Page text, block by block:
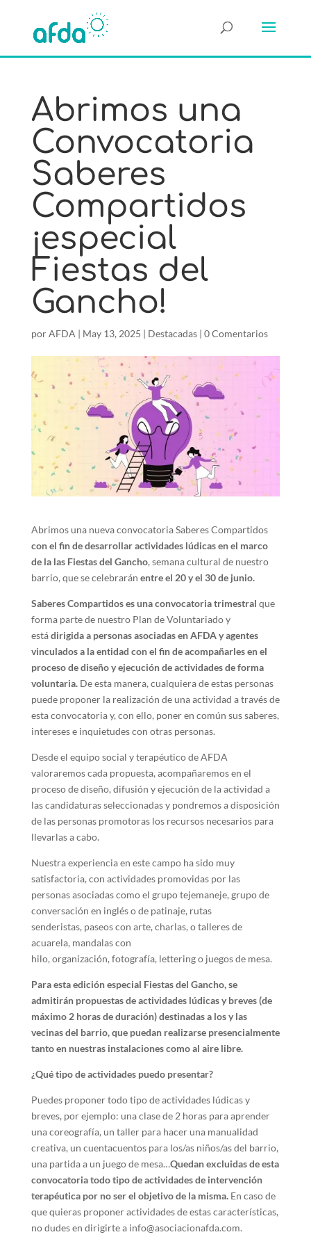
Abrimos una
Convocatoria
Saberes
Compartidos
¡especial
Fiestas del
Gancho!
porAFDA | May 13, 2025 | Destacadas| 0 Comentarios
Abrimos una nueva convocatoria Saberes Compartidos
con el fin de desarrollar actividades lúdicas en el marco
de la las Fiestas del Gancho, semana cultural de nuestro
barrio, que se celebrarán entre el 20 y el 30 de junio.
Saberes Compartidos es una convocatoria trimestral que
forma parte de nuestro Plan de Voluntariado y
estádirigida a personas asociadas en AFDA y agentes
vinculados a la entidad con el fin de acompañarles en el
proceso de diseño y ejecución de actividades de forma
voluntaria.De esta manera, cualquiera de estas personas
puede proponer la realización de una actividad a través de
esta convocatoria y, con ello, poner en común sus saberes,
intereses e inquietudes con otras personas.
Desde el equipo social y terapéutico de AFDA
valoraremos cada propuesta, acompañaremos en el
proceso de diseño, difusión y ejecución de la actividad a
las candidaturas seleccionadas y pondremos a disposición
de las personas promotoras los recursos necesarios para
llevarlas a cabo.
Nuestra experiencia en este campo ha sido muy
satisfactoria, con actividades promovidas por las
personas asociadas como el grupo tejemaneje, grupo de
conversación en inglés o de patinaje, rutas
senderistas, paseos con arte, charlas, o talleres de
acuarela, mandalas con
hilo, organización, fotografía, lettering o juegos de mesa.
Para esta edición especial Fiestas del Gancho, se
admitirán propuestas de actividades lúdicas y breves (de
máximo 2 horas de duración) destinadas a los y las
vecinas del barrio, que puedan realizarse presencialmente
tanto en nuestras instalaciones como al aire libre.
¿Qué tipo de actividades puedo presentar?
Puedes proponer todo tipo de actividades lúdicas y
breves, por ejemplo: una clase de 2 horas para aprender
una coreografía, un taller para hacer una manualidad
creativa, un cuentacuentos para los/as niños/as del barrio,
una partida a un juego de mesa…Quedan excluidas de esta
convocatoria todo tipo de actividades de intervención
terapéutica por no ser el objetivo de la misma.En caso de
que quieras proponer actividades de estas características,
no dudes en dirigirte a info@asociacionafda.com.